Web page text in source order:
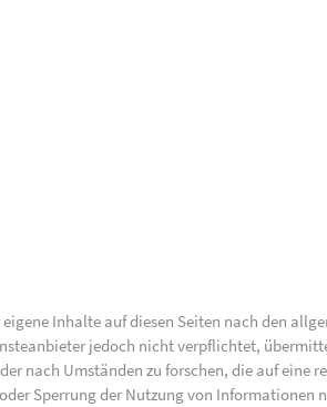
Inhalte auf diesen Seiten nach den
jedoch nicht verpflichtet,
nach Umständen zu forschen, die auf eine
Sperrung der Nutzung von Informationen